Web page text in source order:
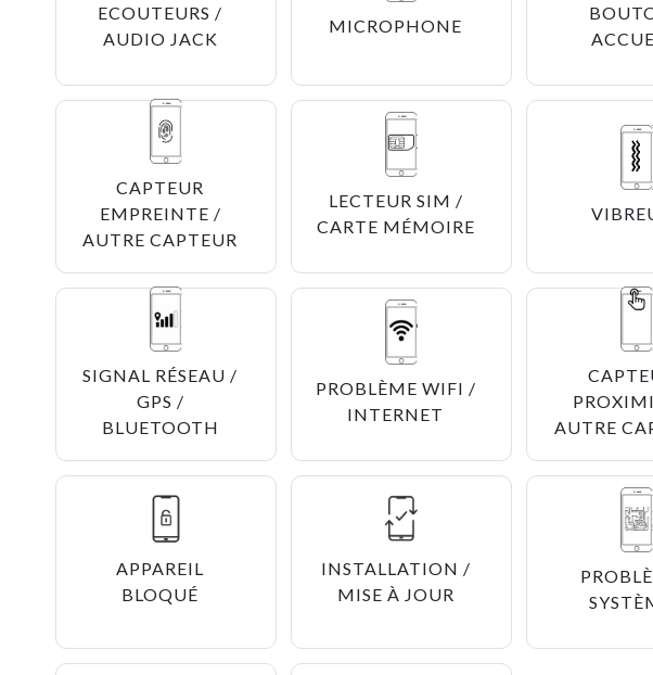
ECOUTEURS /
AUDIO JACK
MICROPHONE
CAPTEUR
EMPREINTE /
AUTRE CAPTEUR
LECTEUR SIM /
CARTE MÉMOIRE
SIGNAL RÉSEAU /
GPS /
BLUETOOTH
PROBLÈME WIFI /
INTERNET
AUTRE
APPAREIL
BLOQUÉ
INSTALLATION /
MISE À JOUR